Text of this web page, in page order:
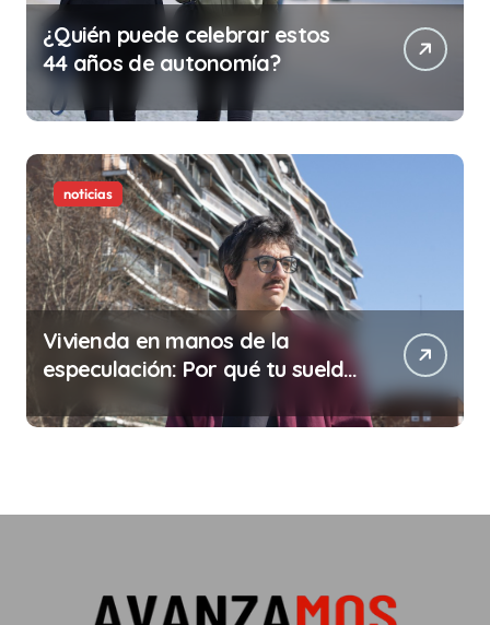
¿Quién puede celebrar estos
44 años de autonomía?
noticias
Vivienda en manos de la
especulación: Por qué tu sueldo